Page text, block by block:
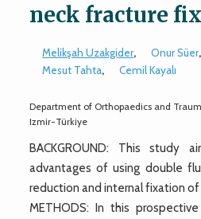
neck fracture
Melikşah Uzakgider, Onur Süer,
Mesut Tahta, Cemil Kayalı
Department of Orthopaedics and
Izmir-Türkiye
BACKGROUND: This study
advantages of using double
reduction and internal fixation
METHODS: In this